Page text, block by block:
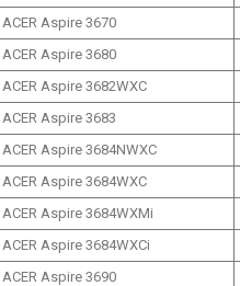
ACER Aspire 3670
ACER Aspire 3680
ACER Aspire 3682WXC
ACER Aspire 3683
ACER Aspire 3684NWXC
ACER Aspire 3684WXC
ACER Aspire 3684WXMi
ACER Aspire 3684WXСi
ACER Aspire 3690